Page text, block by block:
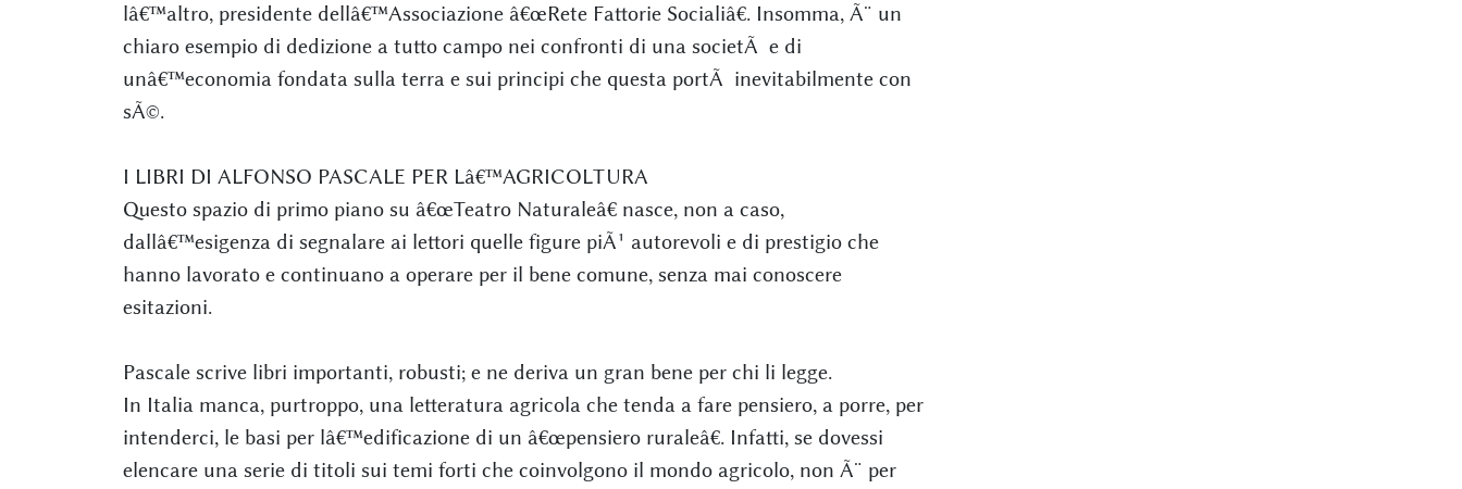
lâ€™altro, presidente dellâ€™Associazione â€œRete Fattorie Socialiâ€. Insomma, Ã¨ un
chiaro esempio di dedizione a tutto campo nei confronti di una societÃ e di
unâ€™economia fondata sulla terra e sui principi che questa portÃ inevitabilmente con
sÃ©.
I LIBRI DI ALFONSO PASCALE PER Lâ€™AGRICOLTURA
Questo spazio di primo piano su â€œTeatro Naturaleâ€ nasce, non a caso,
dallâ€™esigenza di segnalare ai lettori quelle figure piÃ¹ autorevoli e di prestigio che
hanno lavorato e continuano a operare per il bene comune, senza mai conoscere
esitazioni.
Pascale scrive libri importanti, robusti; e ne deriva un gran bene per chi li legge.
In Italia manca, purtroppo, una letteratura agricola che tenda a fare pensiero, a porre, per
intenderci, le basi per lâ€™edificazione di un â€œpensiero ruraleâ€. Infatti, se dovessi
elencare una serie di titoli sui temi forti che coinvolgono il mondo agricolo, non Ã¨ per